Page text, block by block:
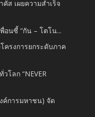
ส เผยความสำเร็จ
อนซี้ “กัน – โตโน...
ครงการยกระดับภาค
โลก “NEVER
ค์การมหาชน) จัด